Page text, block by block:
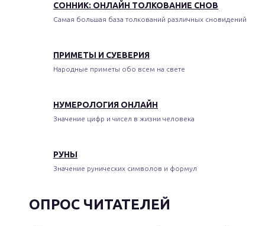
СОННИК: ОНЛАЙН ТОЛКОВАНИЕ СНОВ
Самая большая база толкований различных сновидений
ПРИМЕТЫ И СУЕВЕРИЯ
Народные приметы обо всем на свете
НУМЕРОЛОГИЯ ОНЛАЙН
Значение цифр и чисел в жизни человека
РУНЫ
Значение рунических символов и формул
ОПРОС ЧИТАТЕЛЕЙ